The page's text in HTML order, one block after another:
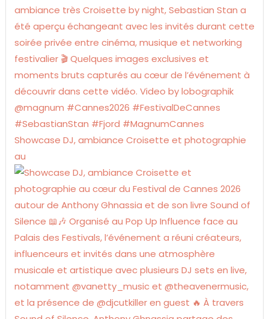
Showcase DJ, ambiance Croisette et photographie
au